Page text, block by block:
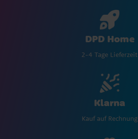
DPD Home
2-4 Tage Lieferzeit
Klarna
Kauf auf Rechnung